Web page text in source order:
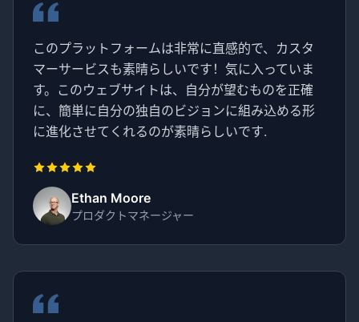
このプラットフォームは非常に直感的で、カスタ
マーサービスも素晴らしいです！気に入っていま
す。このウェブサイトは、自分が望むものを正確
に、簡単に自分の独自のビジョンに組み込める形
に進化させてくれるのが素晴らしいです.
Ethan Moore
プロダクトマネージャー